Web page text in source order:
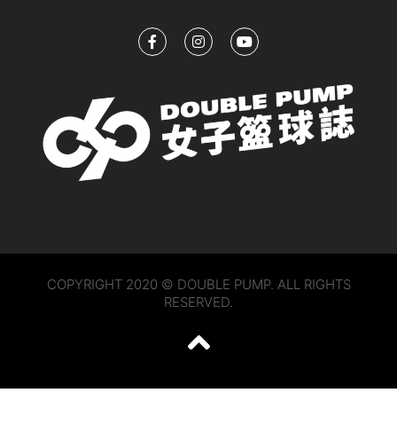
COPYRIGHT 2020 © DOUBLE PUMP. ALL RIGHTS
RESERVED.